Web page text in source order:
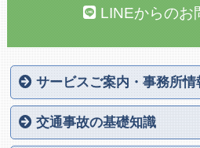
LINEからのお
サービスご案内・事務所情
山口交通事故相談公式サイト
交通事故被害に遭われた方へ
サポートの内容
交通事故を弁護士に依頼する
事務所案内
弁護士紹介
協力医紹介
料金案内
解決実績
Q＆A
個人情報保護方針
サイトマップ
対応エリア
お問い合わせ
交通事故の基礎知識